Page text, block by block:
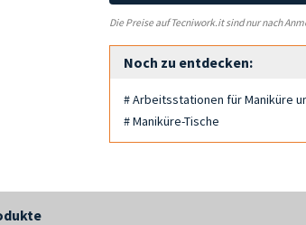
Die Preise auf Tecniwork.it sind nur nach
Noch zu entdecken:
# Arbeitsstationen für Maniküre
# Maniküre-Tische